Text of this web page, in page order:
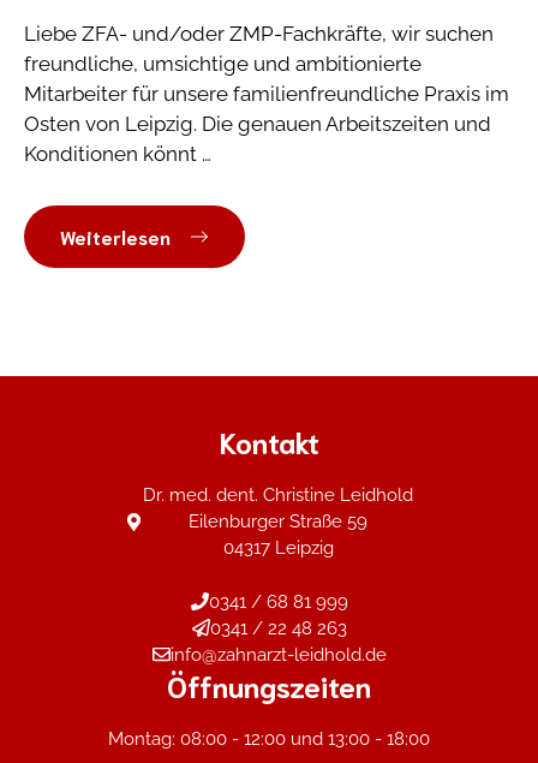
Liebe ZFA- und/oder ZMP-Fachkräfte, wir suchen
freundliche, umsichtige und ambitionierte
Mitarbeiter für unsere familienfreundliche Praxis im
Osten von Leipzig. Die genauen Arbeitszeiten und
Konditionen könnt …
Weiterlesen
Kontakt
Dr. med. dent. Christine Leidhold
Eilenburger Straße 59
04317 Leipzig
0341 / 68 81 999
0341 / 22 48 263
info@zahnarzt-leidhold.de
Öffnungszeiten
Montag: 08:00 - 12:00 und 13:00 - 18:00